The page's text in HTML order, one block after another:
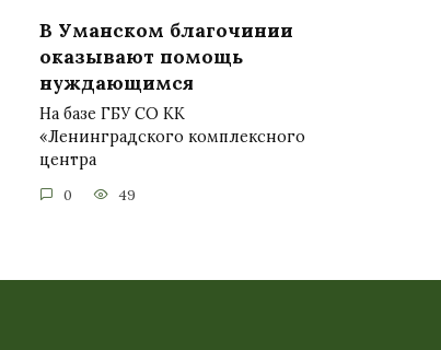
В Уманском благочинии
оказывают помощь
нуждающимся
На базе ГБУ СО КК
«Ленинградского комплексного
центра
0 49